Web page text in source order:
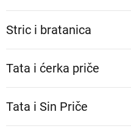
Stric i bratanica
Tata i ćerka priče
Tata i Sin Priče